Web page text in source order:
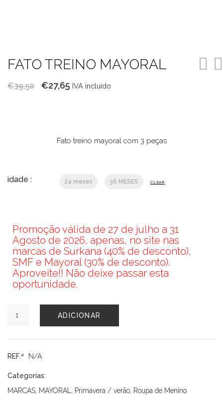
FATO TREINO MAYORAL
€39,50
O
€39,50.
€27,65 O
€27,65.
IVA incluído
Fato treino mayoral com 3 peças
idade : 24 meses 36 MESES CLEAR
Promoção válida de 27 de julho a 31
Agosto de 2026, apenas, no site nas
marcas de Surkana (40% de desconto),
SMF e Mayoral (30% de desconto).
Aproveite!! Não deixe passar esta
oportunidade.
de
TREINO
MAYORAL
ADICIONAR
REF.ª N/A
Categorias:
MARCAS, MAYORAL , Primavera / verão, Roupa de Menino